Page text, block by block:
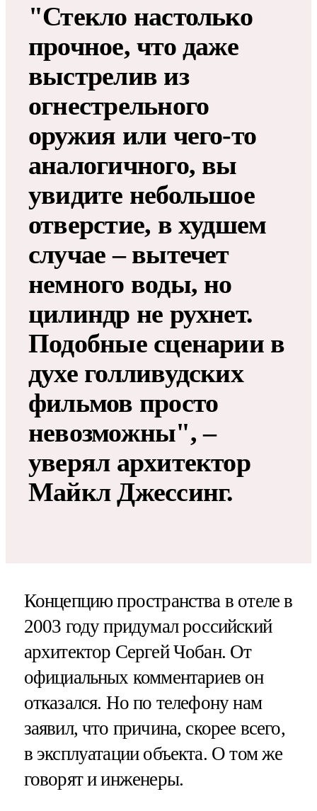
"Стекло настолько
прочное, что даже
выстрелив из
огнестрельного
оружия или чего-то
аналогичного, вы
увидите небольшое
отверстие, в худшем
случае – вытечет
немного воды, но
цилиндр не рухнет.
Подобные сценарии в
духе голливудских
фильмов просто
невозможны", –
уверял архитектор
Майкл Джессинг.
Концепцию пространства в отеле в
2003 году придумал российский
архитектор Сергей Чобан. От
официальных комментариев он
отказался. Но по телефону нам
заявил, что причина, скорее всего,
в эксплуатации объекта. О том же
говорят и инженеры.